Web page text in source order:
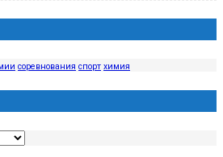
соревнования спорт химия